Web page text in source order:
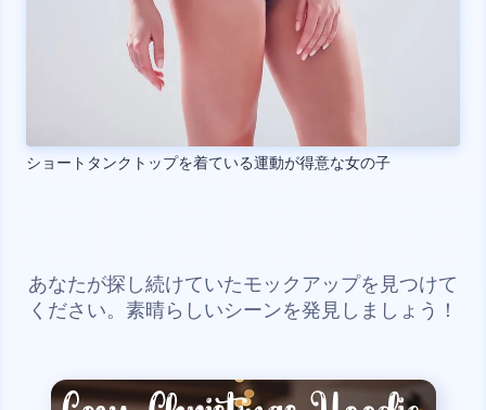
ショートタンクトップを着ている運動が得意な女の子
あなたが探し続けていたモックアップを見つけて
ください。素晴らしいシーンを発見しましょう！